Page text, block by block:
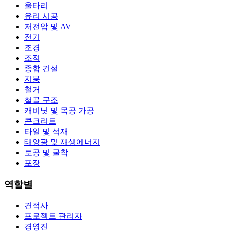
울타리
유리 시공
저전압 및 AV
전기
조경
조적
종합 건설
지붕
철거
철골 구조
캐비닛 및 목공 가공
콘크리트
타일 및 석재
태양광 및 재생에너지
토공 및 굴착
포장
역할별
견적사
프로젝트 관리자
경영진